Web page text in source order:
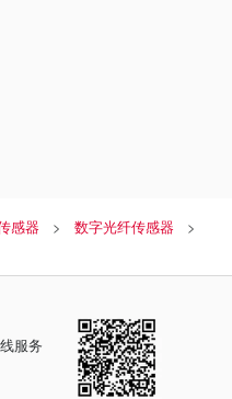
感器
数字光纤传感器
服务